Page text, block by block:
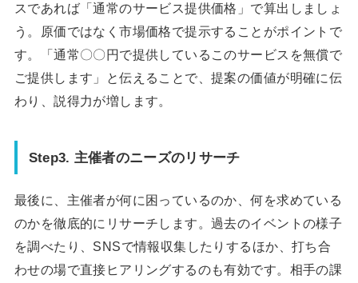
スであれば「通常のサービス提供価格」で算出しましょ
う。原価ではなく市場価格で提示することがポイントで
す。「通常〇〇円で提供しているこのサービスを無償で
ご提供します」と伝えることで、提案の価値が明確に伝
わり、説得力が増します。
Step3. 主催者のニーズのリサーチ
最後に、主催者が何に困っているのか、何を求めている
のかを徹底的にリサーチします。過去のイベントの様子
を調べたり、SNSで情報収集したりするほか、打ち合
わせの場で直接ヒアリングするのも有効です。相手の課